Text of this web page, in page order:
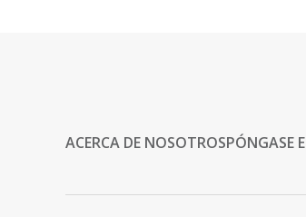
ACERCA DE NOSOTROSPÓNGASE